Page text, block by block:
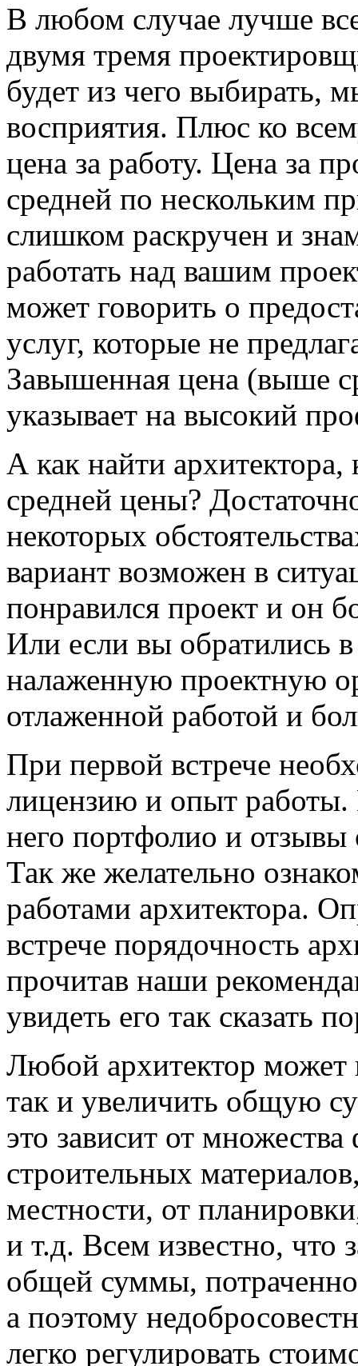
В любом случае лучше
двумя тремя
будет из чего выбирать,
восприятия. Плюс ко
цена за работу. Цена за
средней по нескольким
слишком раскручен и
работать над вашим
может говорить о
услуг, которые не
Завышенная цена (выше
указывает на высокий
А как найти
средней цены?
некоторых
вариант возможен в
понравился проект и он
Или если вы обратились
налаженную проектную
отлаженной работой и
При первой встрече
лицензию и опыт работы.
него портфолио и отзывы
Так же желательно
работами архитектора.
встрече порядочность
прочитав наши
увидеть его так сказать
Любой архитектор может
так и увеличить общую
это зависит от
строительных
местности, от
и т.д. Всем известно, что
общей суммы,
а поэтому
легко регулировать